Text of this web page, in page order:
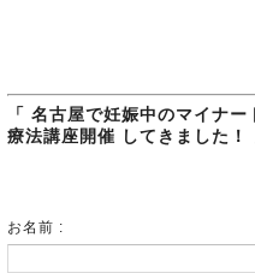
「 名古屋で妊娠中のマイナ
療法講座開催 してきました！
お名前 :